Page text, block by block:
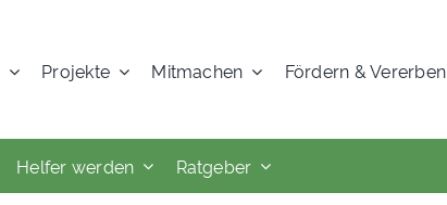
Projekte Mitmachen Fördern & Vererben
Helfer werden Ratgeber